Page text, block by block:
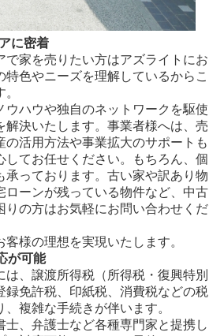
に密着
で家を売りたい方はアズライトにお
特色やニーズを理解しているからこ
ウハウや独自のネットワークを駆使
解決いたします。事業者様へは、売
の活用方法や事業拡大のサポートも
してお任せください。もちろん、個
承っております。古い家や訳あり物
ローンが残っている物件など、中古
りの方はお気軽にお問い合わせくだ
様の理想を実現いたします。
が可能
は、譲渡所得税（所得税・復興特別
録免許税、印紙税、消費税などの税
複雑な手続きが伴います。
士、弁護士など各種専門家と提携し